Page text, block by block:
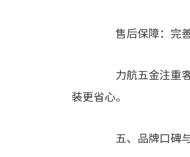
售后保障：完善
力航五金注重客
装更省心。
五、品牌口碑